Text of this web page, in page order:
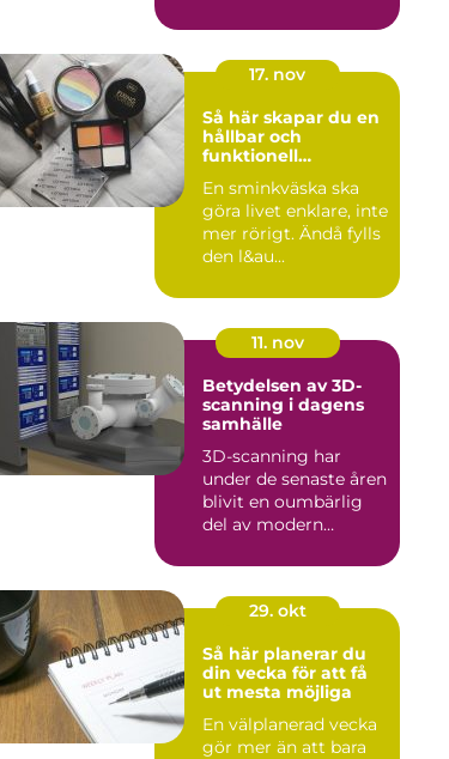
17. nov
Så här skapar du en
hållbar och
funktionell
En sminkväska ska
göra livet enklare, inte
mer rörigt. Ändå fylls
den l&au...
11. nov
Betydelsen av 3D-
scanning i dagens
samhälle
3D-scanning har
under de senaste åren
blivit en oumbärlig
del av modern
29. okt
Så här planerar du
din vecka för att få
ut mesta möjliga
En välplanerad vecka
gör mer än att bara